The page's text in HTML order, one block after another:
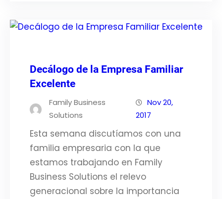
Decálogo de la Empresa Familiar
Excelente
Family Business
Solutions
Nov 20,
2017
Esta semana discutíamos con una
familia empresaria con la que
estamos trabajando en Family
Business Solutions el relevo
generacional sobre la importancia